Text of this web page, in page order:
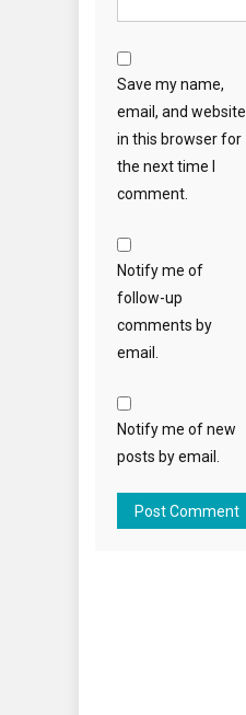
Save my name,
email, and website
in this browser for
the next time I
comment.
Notify me of
follow-up
comments by
email.
Notify me of new
posts by email.